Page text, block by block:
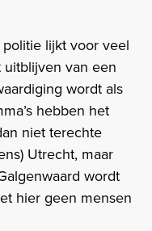
lijkt voor veel
van een
wordt als
hebben het
niet terechte
Utrecht, maar
wordt
hier geen mensen